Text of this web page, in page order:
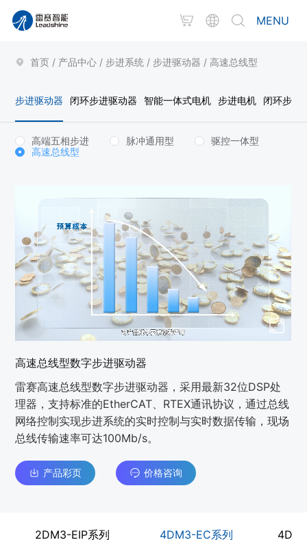
MENU
首页 / 产品中心 / 步进系统 / 步进驱动器 / 高速总线型
步进驱动器 闭环步进驱动器 智能一体式电机 步进电机 闭环步进
高端五相步进 脉冲通用型
驱控一体型
高速总线型
高速总线型数字步进驱动器
雷赛高速总线型数字步进驱动器，采用最新32位DSP处
理器，支持标准的EtherCAT、RTEX通讯协议，通过总线
网络控制实现步进系统的实时控制与实时数据传输，现场
总线传输速率可达100Mb/s。
产品彩页 价格咨询
2DM3-EIP系列 4DM3-EC系列